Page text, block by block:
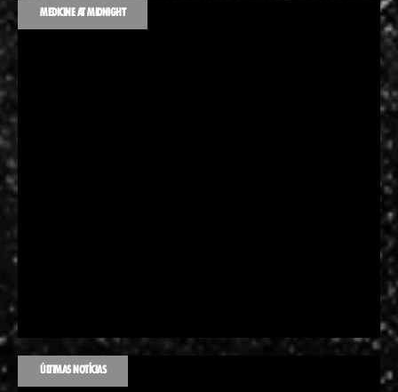
MEDICINE AT MIDNIGHT
ÚLTIMAS NOTÍCIAS